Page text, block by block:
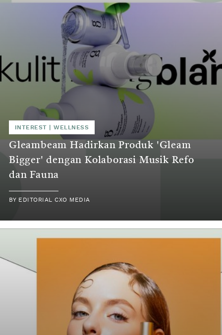
INTEREST |WELLNESS
Gleambeam Hadirkan Produk 'Gleam
Bigger' dengan Kolaborasi Musik Refo
dan Fauna
BY EDITORIAL CXO MEDIA